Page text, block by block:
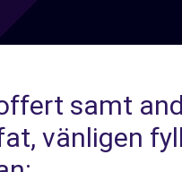
samt
vänligen